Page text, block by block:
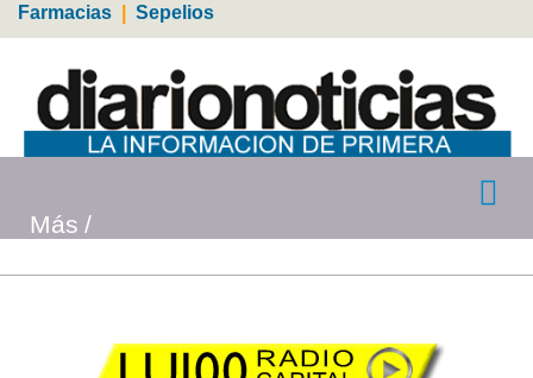
Farmacias Sepelios
Más